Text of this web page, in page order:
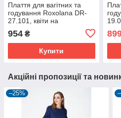
Плаття для вагітних та
годування Roxolana DR-
27.101, квіти на
954 ₴
Купити
Акційні пропозиції та
–25%